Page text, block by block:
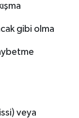
gibi olma
veya